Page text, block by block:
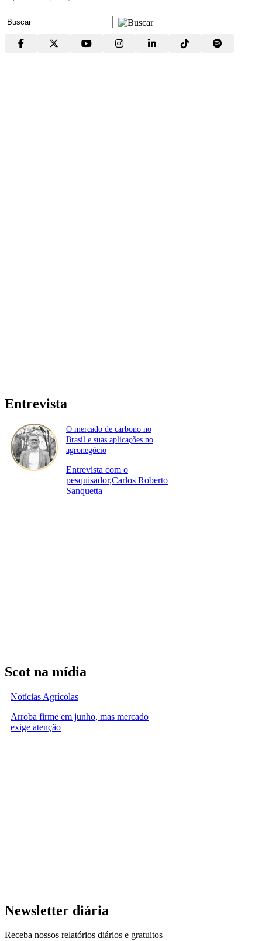
Entrevista
O mercado de carbono no
Brasil e suas aplicações no
agronegócio
Entrevista com o
pesquisador,Carlos Roberto
Sanquetta
Scot na mídia
Notícias Agrícolas
Arroba firme em junho, mas mercado
exige atenção
Newsletter diária
Receba nossos relatórios diários e gratuitos